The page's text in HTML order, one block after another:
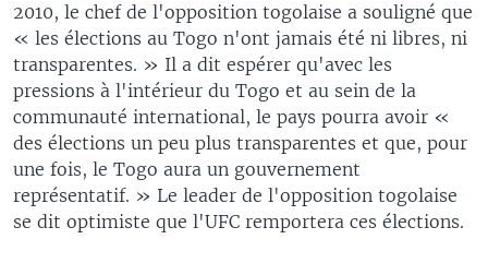
2010, le chef de l'opposition togolaise a souligné que
« les élections au Togo n'ont jamais été ni libres, ni
transparentes. » Il a dit espérer qu'avec les
pressions à l'intérieur du Togo et au sein de la
communauté international, le pays pourra avoir «
des élections un peu plus transparentes et que, pour
une fois, le Togo aura un gouvernement
représentatif. » Le leader de l'opposition togolaise
se dit optimiste que l'UFC remportera ces élections.